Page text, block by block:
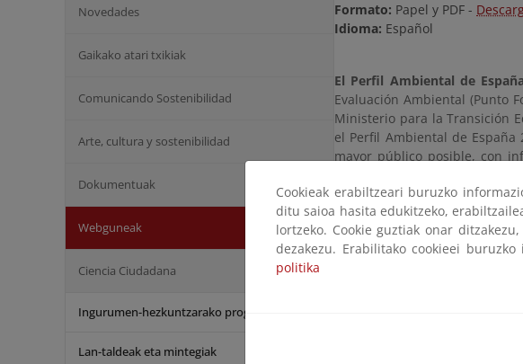
Novedades
Gaikako atari txikiak
Comunicando Sostenibilidad
Arte, cultura y sostenibilidad
Dokumentuak
Webguneak
Ciencia Ciudadana
Ingurumen-hezkuntzarako programak
Lan-taldeak eta mintegiak
Formato: Papel y PDF -
Idioma: Español
El Perfil Ambiental de
Evaluación Ambiental (Punto
Ministerio para la Transición
el Perfil Ambiental de
mayor público posible, con
La estructura y el contenido
manteniendo las directrices
Información y Observación
cuatro áreas de
se estructura la
Cookieak erabiltzeari buruzko
ditu saioa hasita edukitzeko,
lortzeko. Cookie guztiak onar
dezakezu. Erabilitako cookieei
politika